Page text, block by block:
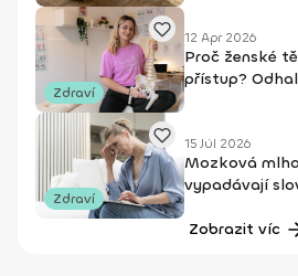
Zdraví
12 Apr 2026
Proč ženské
přístup?
Zdraví
15 Júl 2026
Mozková
vypadávají
Zobrazit víc